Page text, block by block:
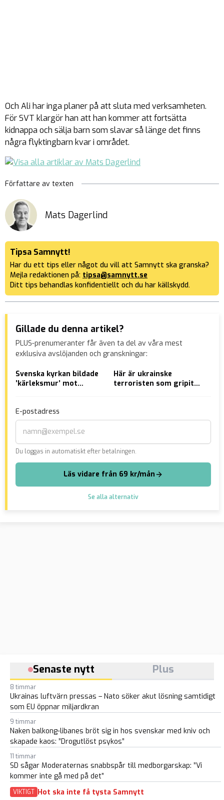
Och Ali har inga planer på att sluta med verksamheten.
För SVT klargör han att han kommer att fortsätta
kidnappa och sälja barn som slavar så länge det finns
några flyktingbarn kvar i området.
Författare av texten
Mats Dagerlind
Tipsa Samnytt!
Har du ett tips eller något du vill att Samnytt ska granska?
Mejla redaktionen på: tipsa@samnytt.se
Ditt tips behandlas konfidentiellt och du har källskydd.
Gillade du denna artikel?
PLUS-prenumeranter får även ta del av våra mest
exklusiva avslöjanden och granskningar:
Svenska kyrkan bildade
’kärleksmur’ mot
Här är ukrainske
terroristen som gripits
E-postadress
Du loggas in automatiskt efter betalningen.
Läs vidare från 69 kr/mån
Se alla alternativ
Senaste nytt Plus
8 timmar
Ukrainas luftvärn pressas – Nato söker akut lösning samtidigt
som EU öppnar miljardkran
9 timmar
Naken balkong-libanes bröt sig in hos svenskar med kniv och
skapade kaos: ”Drogutlöst psykos”
11 timmar
SD sågar Moderaternas snabbspår till medborgarskap: ”Vi
kommer inte gå med på det”
VIKTIGT Hot ska inte få tysta Samnytt